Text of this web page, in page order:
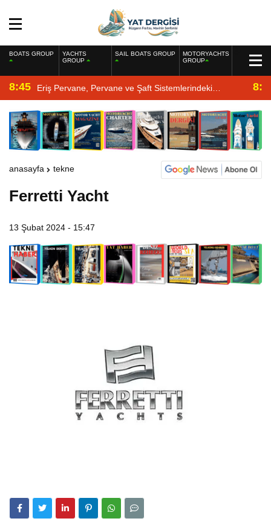
BOATS GROUP
YACHTS
GROUP
SAIL BOATS GROUP
MOTORYACHTS
GROUP
8:45 Eriş Pervane, Pervane ve Şaft Sistemlerindeki
Uzmanlığıyla Yat Dergisi’nde
anasayfa tekne
Ferretti Yacht
13 Şubat 2024 - 15:47